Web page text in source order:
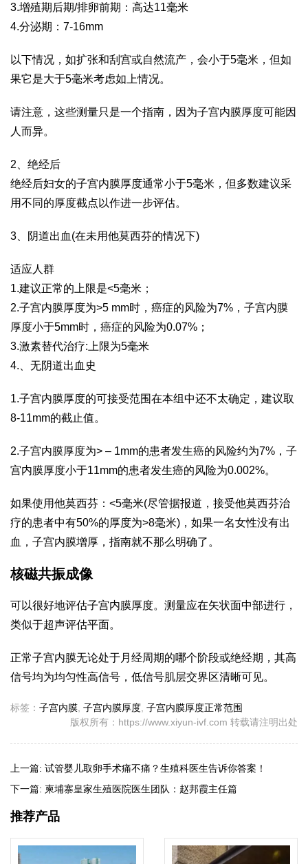
3.增殖期后期/排卵前期：高达11毫米
4.分泌期：7-16mm
以下情况，如扩张和刮宫或自然流产，会小于5毫米，但如
果它是大于5毫米考虑如上情况。
请注意，这些测量只是一个指南，因为子宫内膜厚度可能因
人而异。
2、绝经后
绝经后妇女的子宫内膜厚度通常小于5毫米，但多数建议采
用不同的厚度截点以作进一步评估。
3、阴道出血(在未用他莫西芬的情况下)
适应人群
1.建议正常的上限是<5毫米；
2.子宫内膜厚度为>5 mm时，癌症的风险为7%，子宫内膜
厚度小于5mm时，癌症的风险为0.07%；
3.激素替代治疗:上限为5毫米
4.、无阴道出血史
1.子宫内膜厚度的可接受范围在本组中还不太确定，建议取
8-11mm的截止值。
2.子宫内膜厚度为> – 1mm的患者发生癌的风险约为7%，子
宫内膜厚度小于11mm的患者发生癌的风险为0.002%。
如果使用他莫西芬：<5毫米(尽管据报道，接受他莫西芬治
疗的患者中有50%的厚度为>8毫米)，如果一名女性没有出
血，子宫内膜增厚，指南就不那么明确了。
核磁共振成像
可以很好地评估子宫内膜厚度。测量应在矢状面中部进行，
类似于超声评估平面。
正常子宫内膜无论处于月经周期的哪个阶段或绝经期，其高
信号均为均匀性高信号，低信号肌层交界区清晰可见。
标签： 子宫内膜 子宫内膜厚度 子宫内膜厚度正常范围
版权所有：https://www.xiyun-ivf.com 转载请注明出处
上一篇: 试管婴儿取卵手术痛不痛？生殖科医生告诉你答案！
下一篇: 柬埔寨皇家生殖医院医生团队：赵邦霞主任篇
推荐产品